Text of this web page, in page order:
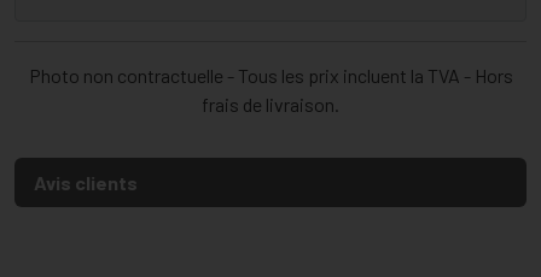
Photo non contractuelle - Tous les prix incluent la TVA - Hors
frais de livraison.
Avis clients